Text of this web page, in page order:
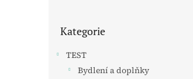
kategorie
Kategorie
TEST
Bydlení a doplňky